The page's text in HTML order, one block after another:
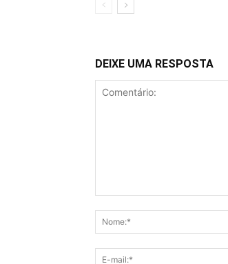
DEIXE UMA RESPOSTA